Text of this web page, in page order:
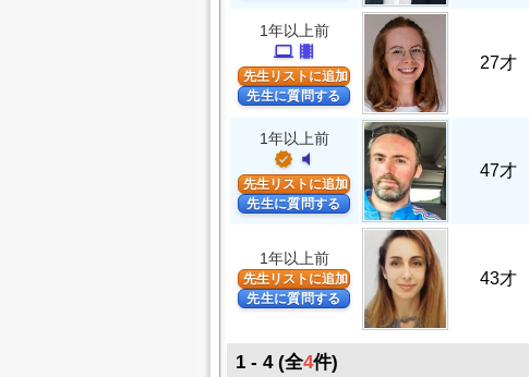
1年以上前
computer theaters
先生リストに追加
先生に質問する
27才
1年以上前
verified volume_mute
先生リストに追加
先生に質問する
47才
1年以上前
先生リストに追加
先生に質問する
43才
1 - 4(全4件)